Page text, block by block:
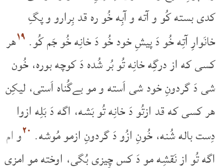
کدی بسته کُو و آته و آبِه خُو ره قد بِرارو و پگِ
خانَوارِ آتِه خُو دَ پیشِ خود خُو دَ خانِه خُو جَم کُو. ۱۹ھر
کسی که از درگِه خانِه تُو بُر شُده دَ کوچه بوره، خُون
شی دَ گردونِ خود شی اَسته و مو بےگُناه اَستی، لیکِن
هر کسی که قد ازتُو دَ خانِه تُو بَشه، اگه دَ بَلِه ازوا
دِست باله شُنه، خُونِ ازُو دَ گردونِ ازمو مُوشه. ۲۰وام
اگه تُو از نَقشِه مو دَ کس چِیزی بُگی، اوخته مو امزی